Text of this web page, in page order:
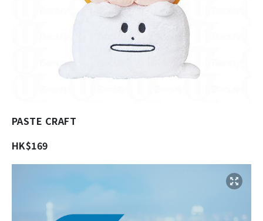
PASTE CRAFT
HK$169